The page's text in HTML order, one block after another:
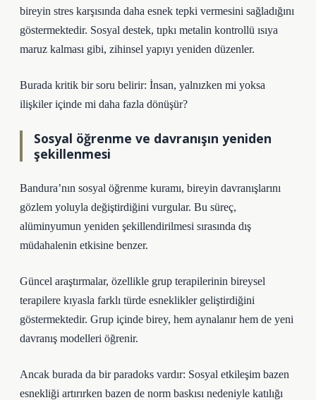
bireyin stres karşısında daha esnek tepki vermesini sağladığını
göstermektedir. Sosyal destek, tıpkı metalin kontrollü ısıya
maruz kalması gibi, zihinsel yapıyı yeniden düzenler.
Burada kritik bir soru belirir: İnsan, yalnızken mi yoksa
ilişkiler içinde mi daha fazla dönüşür?
Sosyal öğrenme ve davranışın yeniden
şekillenmesi
Bandura’nın sosyal öğrenme kuramı, bireyin davranışlarını
gözlem yoluyla değiştirdiğini vurgular. Bu süreç,
alüminyumun yeniden şekillendirilmesi sırasında dış
müdahalenin etkisine benzer.
Güncel araştırmalar, özellikle grup terapilerinin bireysel
terapilere kıyasla farklı türde esneklikler geliştirdiğini
göstermektedir. Grup içinde birey, hem aynalanır hem de yeni
davranış modelleri öğrenir.
Ancak burada da bir paradoks vardır: Sosyal etkileşim bazen
esnekliği artırırken bazen de norm baskısı nedeniyle katılığı